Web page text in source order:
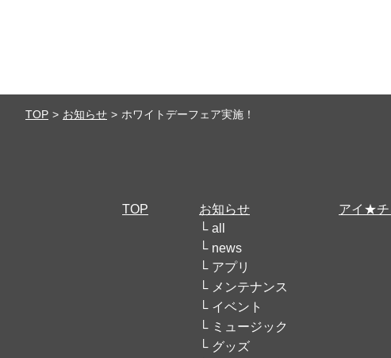
TOP お知らせ ホワイトデーフェア実施！
TOP
お知らせ
all
news
アプリ
メンテナンス
イベント
ミュージック
グッズ
アイ★チ